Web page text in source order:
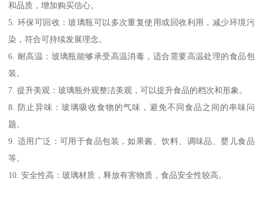
和品质，增加购买信心。
5. 环保可回收：玻璃瓶可以多次重复使用或回收利用，减少环境污
染，符合可持续发展理念。
6. 耐高温：玻璃瓶能够承受高温消毒，适合需要高温处理的食品包
装。
7. 提升美观：玻璃瓶外观整洁美观，可以提升食品的档次和形象。
8. 防止异味：玻璃吸收食物的气味，避免不同食品之间的串味问
题。
9. 适用广泛：可用于食品包装，如果酱、饮料、调味品、婴儿食品
等。
10. 安全性高：玻璃材质，释放有害物质，食品安全性较高。